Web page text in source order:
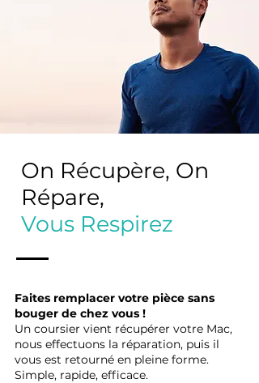
On Récupère, On
Répare,
Vous Respirez
Faites remplacer votre pièce sans
bouger de chez vous !
Un coursier vient récupérer votre Mac,
nous effectuons la réparation, puis il
vous est retourné en pleine forme.
Simple, rapide, efficace.